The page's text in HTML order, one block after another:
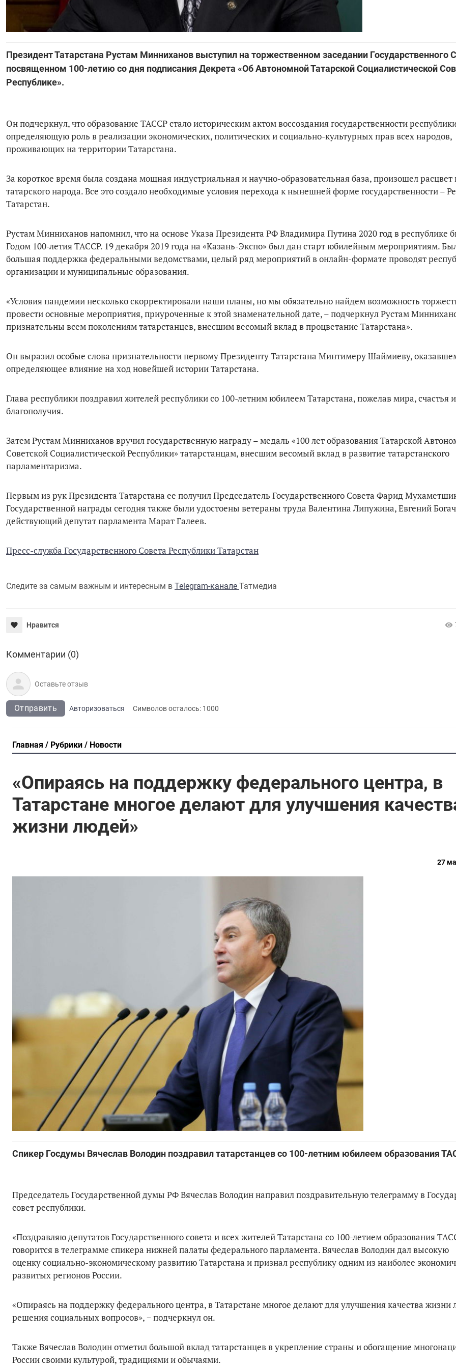
Президент Татарстана Рустам Минниханов выступил на торжественном заседании Государственного
посвященном 100-летию со дня подписания Декрета «Об Автономной Татарской Социалистической
Республике».
Он подчеркнул, что образование ТАССР стало историческим актом воссоздания государственности
определяющую роль в реализации экономических, политических и социально-культурных прав всех народов,
проживающих на территории Татарстана.
За короткое время была создана мощная индустриальная и научно-образовательная база, произошел расцвет
татарского народа. Все это создало необходимые условия перехода к нынешней форме государственности –
Татарстан.
Рустам Минниханов напомнил, что на основе Указа Президента РФ Владимира Путина 2020 год в республике
Годом 100-летия ТАССР. 19 декабря 2019 года на «Казань-Экспо» был дан старт юбилейным мероприятиям.
большая поддержка федеральными ведомствами, целый ряд мероприятий в онлайн-формате проводят
организации и муниципальные образования.
«Условия пандемии несколько скорректировали наши планы, но мы обязательно найдем возможность
провести основные мероприятия, приуроченные к этой знаменательной дате, – подчеркнул Рустам
признательны всем поколениям татарстанцев, внесшим весомый вклад в процветание Татарстана».
Он выразил особые слова признательности первому Президенту Татарстана Минтимеру Шаймиеву,
определяющее влияние на ход новейшей истории Татарстана.
Глава республики поздравил жителей республики со 100-летним юбилеем Татарстана, пожелав мира, счастья и
благополучия.
Затем Рустам Минниханов вручил государственную награду – медаль «100 лет образования Татарской
Советской Социалистической Республики» татарстанцам, внесшим весомый вклад в развитие татарстанского
парламентаризма.
Первым из рук Президента Татарстана ее получил Председатель Государственного Совета Фарид
Государственной награды сегодня также были удостоены ветераны труда Валентина Липужина, Евгений
действующий депутат парламента Марат Галеев.
Пресс-служба Государственного Совета Республики Татарстан
Следите за самым важным и интересным в Telegram-канале Татмедиа
Нравится
Комментарии (0)
Отправить Авторизоваться Символов осталось: 1000
Главная Рубрики Новости
«Опираясь на поддержку федерального центра, в
Татарстане многое делают для улучшения
жизни людей»
27
Спикер Госдумы Вячеслав Володин поздравил татарстанцев со 100-летним юбилеем образования
Председатель Государственной думы РФ Вячеслав Володин направил поздравительную телеграмму в
совет республики.
«Поздравляю депутатов Государственного совета и всех жителей Татарстана со 100-летием образования
говорится в телеграмме спикера нижней палаты федерального парламента. Вячеслав Володин дал высокую
оценку социально-экономическому развитию Татарстана и признал республику одним из наиболее
развитых регионов России.
«Опираясь на поддержку федерального центра, в Татарстане многое делают для улучшения качества жизни
решения социальных вопросов», − подчеркнул он.
Также Вячеслав Володин отметил большой вклад татарстанцев в укрепление страны и обогащение
России своими культурой, традициями и обычаями.